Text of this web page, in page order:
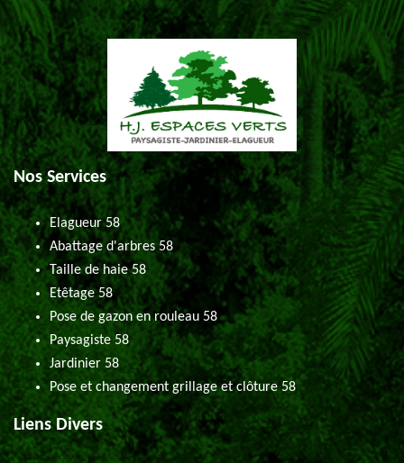
Nos Services
Elagueur 58
Abattage d'arbres 58
Taille de haie 58
Etêtage 58
Pose de gazon en rouleau 58
Paysagiste 58
Jardinier 58
Pose et changement grillage et clôture 58
Liens Divers